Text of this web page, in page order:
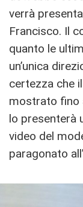
verrà
Francisco. Il
quanto le
un’unica
certezza che
mostrato fino
lo presenterà
video del
paragonato